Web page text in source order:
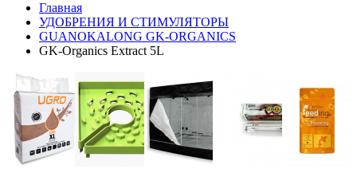
Главная
УДОБРЕНИЯ И СТИМУЛЯТОРЫ
GUANOKALONG GK-ORGANICS
GK-Organics Extract 5L